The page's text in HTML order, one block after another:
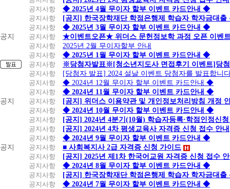
공지사항
◆ 2025년 4월 무이자 할부 이벤트 카드안내 ◆
공지사항
[공지] 한국장학재단 학점은행제 학습자 학자금대출
공지사항
◆ 2025년 3월 무이자 할부 이벤트 카드안내 ◆
공지
공지사항
★이벤트오픈★ 위더스 문헌정보학 과정 오픈 이벤
공지사항
2025년 2월 무이자할부 안내
공지사항
◆ 2025년 1월 무이자 할부 이벤트 카드안내 ◆
공지사항
※당첨자발표※[청소년지도사 면접후기 이벤트]당
공지사항
[당첨자 발표] 2024 설날 이벤트 당첨자를 발표합니
공지사항
◆ 2024년 12월 무이자 할부 이벤트 카드안내 ◆
공지사항
◆ 2024년 11월 무이자 할부 이벤트 카드안내 ◆
공지
공지사항
[공지] 위더스 이용약관 및 개인정보처리방침 개정
공지사항
◆ 2024년 10월 무이자 할부 이벤트 카드안내 ◆
공지사항
[공지] 2024년 4분기(10월) 학습자등록·학점인정신
공지사항
[공지] 2024년 4차 평생교육사 자격증 신청 접수 안내
공지사항
◆ 2024년 9월 무이자 할부 이벤트 카드안내 ◆
공지
공지사항
■ 사회복지사 2급 자격증 신청 가이드
공지사항
[공지] 2025년 제1차 한국어교원 자격증 신청 접수
공지사항
◆ 2024년 8월 무이자 할부 이벤트 카드안내 ◆
공지사항
[공지] 한국장학재단 학점은행제 학습자 학자금대출
공지사항
◆ 2024년 7월 무이자 할부 이벤트 카드안내 ◆